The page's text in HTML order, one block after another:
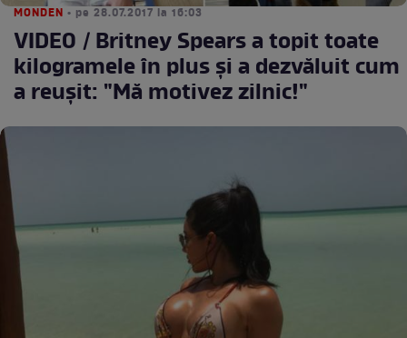
MONDEN • pe 28.07.2017 la 16:03
VIDEO / Britney Spears a topit toate
kilogramele în plus şi a dezvăluit cum
a reuşit: "Mă motivez zilnic!"